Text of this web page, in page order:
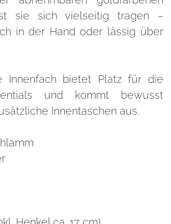
sie sich vielseitig tragen –
in der Hand oder lässig über
Innenfach bietet Platz für die
und kommt bewusst
Innentaschen aus.